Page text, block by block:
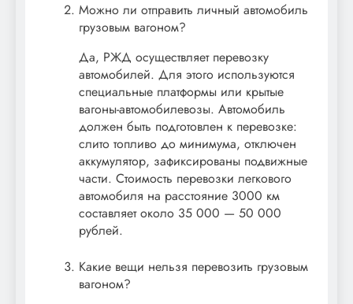
Можно ли отправить личный автомобиль
грузовым вагоном?
Да, РЖД осуществляет перевозку
автомобилей. Для этого используются
специальные платформы или крытые
вагоны-автомобилевозы. Автомобиль
должен быть подготовлен к перевозке:
слито топливо до минимума, отключен
аккумулятор, зафиксированы подвижные
части. Стоимость перевозки легкового
автомобиля на расстояние 3000 км
составляет около 35 000 — 50 000
рублей.
Какие вещи нельзя перевозить грузовым
вагоном?